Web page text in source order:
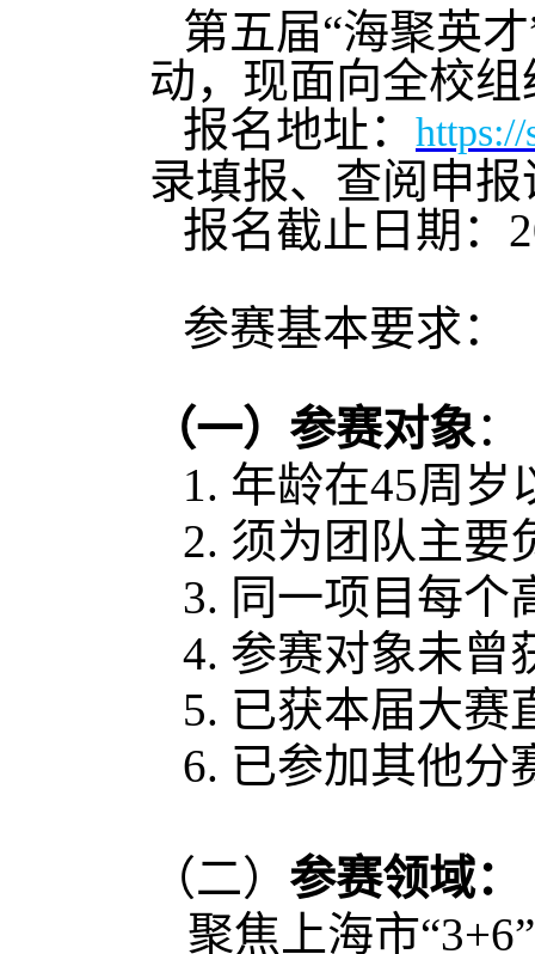
第五届“海聚英
动，现面向全校组
报名地址： https://
录填报、查阅申
报名截止日期：
参赛基本要求：
（一） 参赛对象：
1. 年龄在45周岁
2. 须为团队主要
3. 同一项目每个
4. 参赛对象未曾
5. 已获本届大赛
6. 已参加其他分
（二） 参赛领域：
聚焦上海市